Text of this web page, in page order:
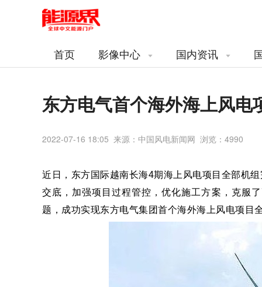
首页 影像中心 国内资讯
东方电气首个海外海上风电
2022-07-16 18:05 来源：中国风电新闻网 浏览： 4990
近日，东方国际越南长海4期海上风电项目全部机
交底，加强项目过程管控，优化施工方案，克服
题，成功实现东方电气集团首个海外海上风电项目